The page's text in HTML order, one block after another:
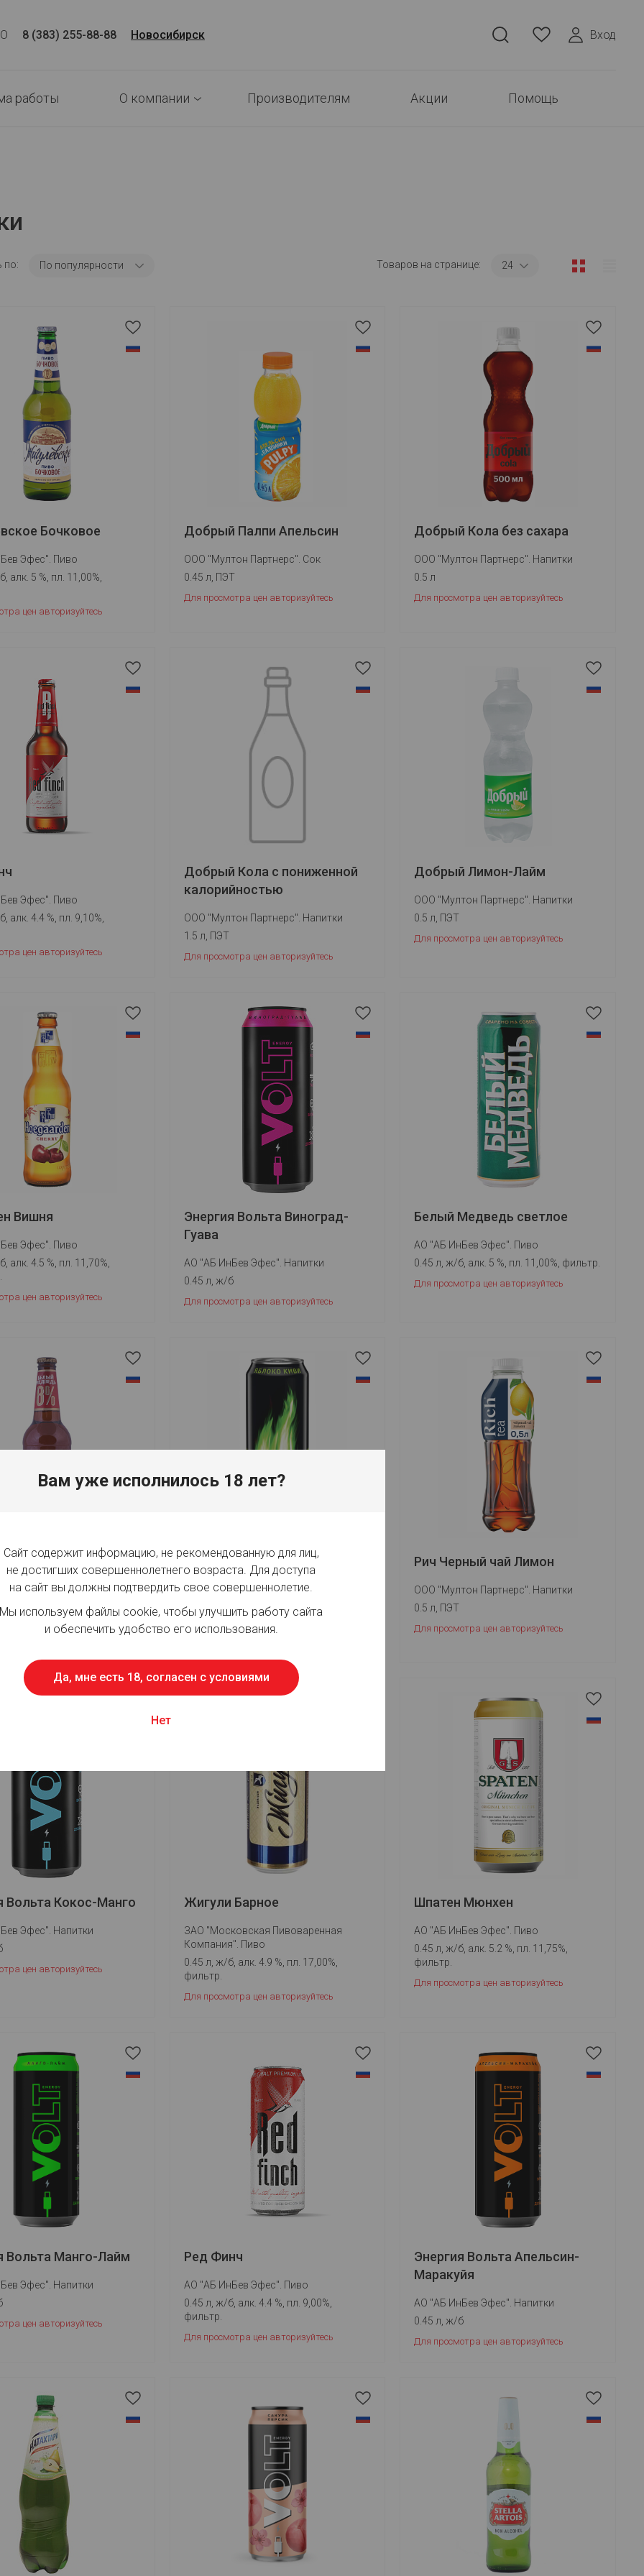
8 (383) 255-88-88 Новосибирск Вход
работы О компании Производителям Акции Помощь
по: По популярности Товаров на странице: 24
Бочковое
Эфес". Пиво
алк. 5 %, пл. 11,00%,
цен авторизуйтесь
Добрый Палпи Апельсин
ООО "Мултон Партнерс". Сок
0.45 л, ПЭТ
Для просмотра цен авторизуйтесь
Добрый Кола без сахара
ООО "Мултон Партнерс". Напитки
0.5 л
Для просмотра цен авторизуйтесь
Эфес". Пиво
алк. 4.4 %, пл. 9,10%,
цен авторизуйтесь
Добрый Кола с пониженной
калорийностью
ООО "Мултон Партнерс". Напитки
1.5 л, ПЭТ
Для просмотра цен авторизуйтесь
Добрый Лимон-Лайм
ООО "Мултон Партнерс". Напитки
0.5 л, ПЭТ
Для просмотра цен авторизуйтесь
Вишня
Эфес". Пиво
алк. 4.5 %, пл. 11,70%,
цен авторизуйтесь
Энергия Вольта Виноград-
Гуава
АО "АБ ИнБев Эфес". Напитки
0.45 л, ж/б
Для просмотра цен авторизуйтесь
Белый Медведь светлое
АО "АБ ИнБев Эфес". Пиво
0.45 л, ж/б, алк. 5 %, пл. 11,00%, фильтр.
Для просмотра цен авторизуйтесь
крепкое
Эфес". Пиво
алк. 8 %, пл. 16,00%,
Берн Яблоко-Киви
ООО "Мултон Партнерс". Напитки
0.449 л, ж/б
Для просмотра цен авторизуйтесь
Рич Черный чай Лимон
ООО "Мултон Партнерс". Напитки
0.5 л, ПЭТ
Для просмотра цен авторизуйтесь
Вольта Кокос-Манго
Эфес". Напитки
цен авторизуйтесь
Жигули Барное
ЗАО "Московская Пивоваренная
Компания". Пиво
0.45 л, ж/б, алк. 4.9 %, пл. 17,00%,
фильтр.
Для просмотра цен авторизуйтесь
Шпатен Мюнхен
АО "АБ ИнБев Эфес". Пиво
0.45 л, ж/б, алк. 5.2 %, пл. 11,75%,
фильтр.
Для просмотра цен авторизуйтесь
Вольта Манго-Лайм
Эфес". Напитки
цен авторизуйтесь
Ред Финч
АО "АБ ИнБев Эфес". Пиво
0.45 л, ж/б, алк. 4.4 %, пл. 9,00%,
фильтр.
Для просмотра цен авторизуйтесь
Энергия Вольта Апельсин-
Маракуйя
АО "АБ ИнБев Эфес". Напитки
0.45 л, ж/б
Для просмотра цен авторизуйтесь
Вам уже исполнилось 18 лет?
Сайт содержит информацию, не рекомендованную для лиц,
не достигших совершеннолетнего возраста. Для доступа
на сайт вы должны подтвердить свое совершеннолетие.
Мы используем файлы cookie, чтобы улучшить работу сайта
и обеспечить удобство его использования.
Да, мне есть 18, согласен с условиями
Нет